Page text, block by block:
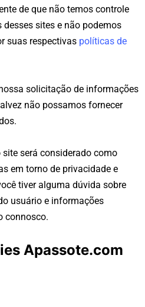
de que não temos controle
sites e não podemos
suas respectivas políticas de
solicitação de informações
não possamos fornecer
será considerado como
em torno de privacidade e
tiver alguma dúvida sobre
usuário e informações
connosco.
Apassote.com